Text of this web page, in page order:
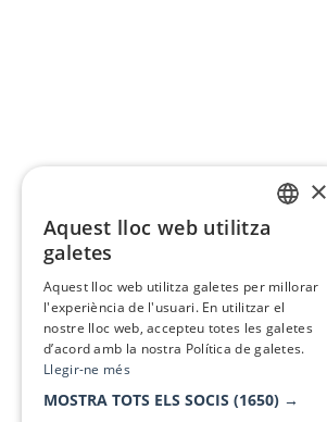
×
Aquest lloc web utilitza
galetes
Aquest lloc web utilitza galetes per millorar
l'experiència de l'usuari. En utilitzar el
nostre lloc web, accepteu totes les galetes
d’acord amb la nostra Política de galetes.
Llegir-ne més
MOSTRA TOTS ELS SOCIS (1650) →